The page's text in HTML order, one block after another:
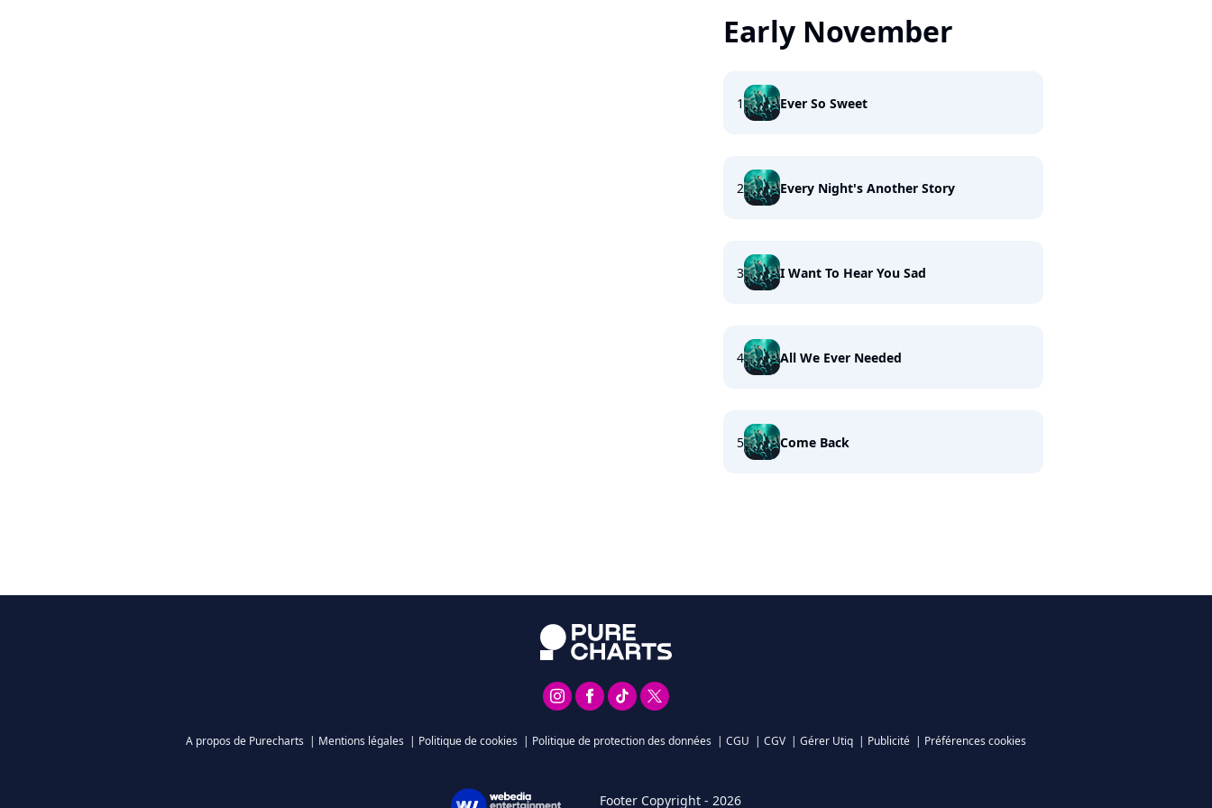
Early November
1 Ever So Sweet
2 Every Night's Another Story
3 I Want To Hear You Sad
4 All We Ever Needed
5 Come Back
A propos de Purecharts | Mentions légales | Politique de cookies | Politique de protection des données | CGU | CGV | Gérer Utiq | Publicité | Préférences cookies
Footer Copyright - 2026